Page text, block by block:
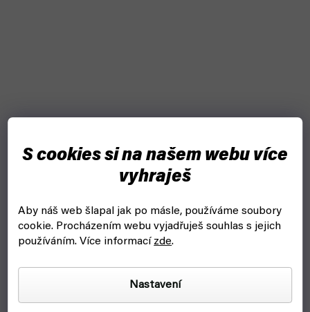
S cookies si na našem webu více
vyhraješ
Aby náš web šlapal jak po másle, používáme soubory
cookie. Procházením webu vyjadřuješ souhlas s jejich
používáním. Více informacízde.
Nastavení
Warhammer: Age of Sigmar - Orruk Brutes